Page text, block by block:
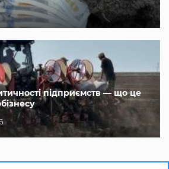
підприємств — що це